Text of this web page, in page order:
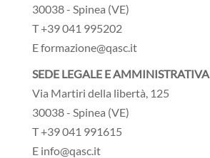
30038 - Spinea (VE)
T +39 041 995202
E formazione@qasc.it
SEDE LEGALE E AMMINISTRATIVA
Via Martiri della libertà, 125
30038 - Spinea (VE)
T +39 041 991615
E info@qasc.it